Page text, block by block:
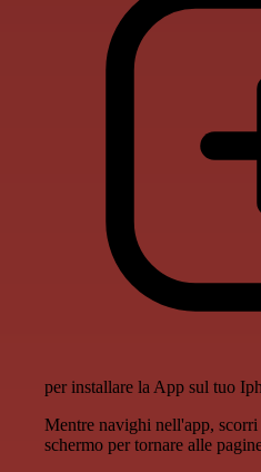
per installare la App sul tuo
Mentre navighi nell'app,
schermo per tornare alle